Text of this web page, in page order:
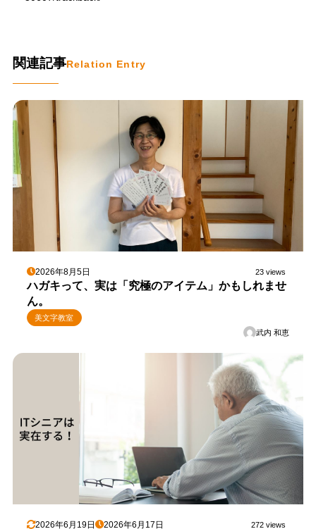
関連記事Relation Entry
2026年8月5日 23 views
ハガキって、実は「究極のアイテム」かもしれませ
ん。
美文字教室
武内 和恵
2026年6月19日 2026年6月17日 272 views